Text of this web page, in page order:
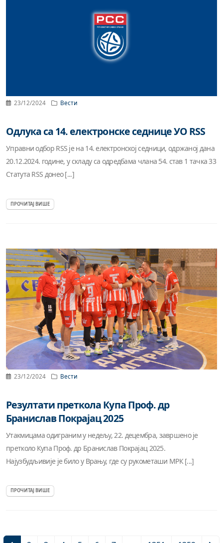
23/12/2024 Вести
Одлука са 14. електронске седнице УО RSS
Управни одбор RSS је на 14. електронској седници, одржаној дана
20.12.2024. године, у складу са одредбама члана 54. став 1 тачка 33
Статута RSS донео [...]
ПРОЧИТАЈ ВИШЕ
23/12/2024 Вести
Резултати преткола Купа Проф. др
Бранислав Покрајац 2025
Утакмицама одиграним у недељу, 22. децембра, завршено је
претколо Купа Проф. др Бранислав Покрајац 2025.
Најузбудљивије је било у Врању, где су рукометаши МРК [...]
ПРОЧИТАЈ ВИШЕ